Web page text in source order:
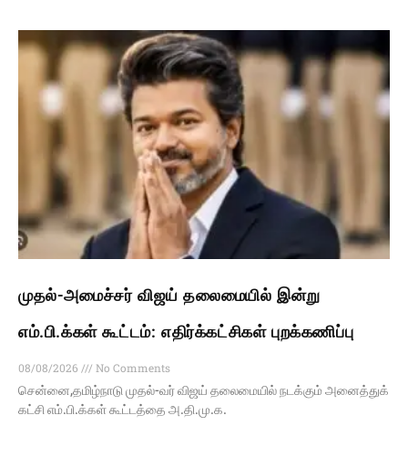
முதல்-அமைச்சர் விஜய் தலைமையில் இன்று
எம்.பி.க்கள் கூட்டம்: எதிர்க்கட்சிகள் புறக்கணிப்பு
08/08/2026
No Comments
சென்னை,தமிழ்நாடு முதல்-வர் விஜய் தலைமையில் நடக்கும் அனைத்துக்
கட்சி எம்.பி.க்கள் கூட்டத்தை அ.தி.மு.க.